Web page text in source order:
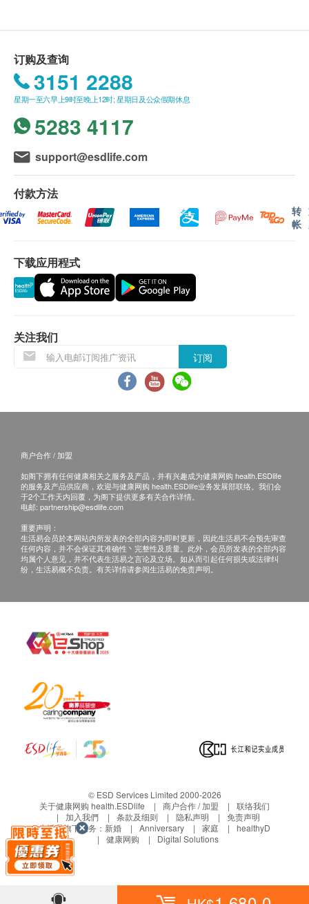
客户必须于六个月内（由确认付款日期起计）接受
有关检查，客户需提前预约相关检查，逾期作废。
订购一经确认，不设退款。
劵同时使用。
所有身体检查及/或疫苗注射并非作为医务诊断或
治疗用途。
如有争议，健康网购health.ESDlife及嘉伟男士健
康中心保留最后决定权。
* 一般身体检查及/或性病检查计划：
- 嘉伟男士健康中心会于大约1至3个工作天内提供报
告，其后客户可透过电邮发送或预约前往检验中心提
付医生咨询费，药费另计）。
* 癌症检查及男士身体检查：
- 嘉伟男士健康中心会于大约4至7个工作天内提供报
告，其后客户可透过电邮发送或预约前往检验中心提
- 生蛇疫苗注射计划由注册男医生负责注射评估及注
射程序。医生会于注射前解释基本注射流程。客户须
于接受疫苗注射前签署同意书。如需额外咨询医生更
多有关疫苗注射的详情，须另付医生咨询费。
免责声明：
所有健康检查/服务并非作为医务诊断或治疗用
咨询有认可资格的医生，作出诊断及治疗。
health.ESDlife】并没有经营或提供本服务/产品。
有关此服务/产品的错漏或延误，或因使用此服务/
网购health.ESDlife概不负责。一切有关的索偿或
查询，须向提供服务之体检中心或商户提出。
订购及查询
3151 2288
星期一至六早上9时至晚上12时; 星期日及公众假期休息
5283 4117
support@esdlife.com
付款方法
转
帐
下载应用程式
关注我们
订阅
商户合作 / 加盟
如阁下拥有任何健康相关之服务及产品，并有兴趣成为健康网购 health.ESDlife
的服务及产品供应商，欢迎与健康网购 health.ESDlife业务发展部联络。我们会
于2个工作天内回覆，为阁下提供更多有关合作详情。
电邮: partnership@esdlife.com
重要声明：
生活易会员於本网站内所发表的全部内容为即时更新，因此生活易不会预先审查
任何内容，并不会保证其准确性丶完整性及质量。此外，会员所发表的全部内容
均属个人意见，并不代表生活易之言论及立场。如从而引起任何损失或法律纠
纷，生活易概不负责。有关详情请参阅生活易的免责声明。
© ESD Services Limited 2000-2026
关于健康网购 health.ESDlife
商户合作 / 加盟
联络我们
加入我們
条款及细则 隐私声明
免责声明
生活易旗下业务： 新婚 Anniversary 家庭
healthyD
健康网购
Digital Solutions